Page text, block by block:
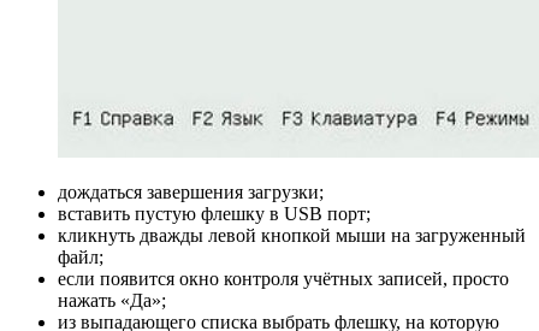
дождаться завершения загрузки;
вставить пустую флешку в USB порт;
кликнуть дважды левой кнопкой мыши на загруженный
файл;
если появится окно контроля учётных записей, просто
нажать «Да»;
из выпадающего списка выбрать флешку, на которую